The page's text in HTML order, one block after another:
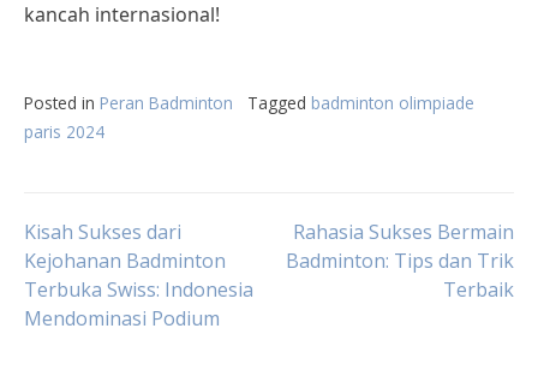
kancah internasional!
Posted in Peran Badminton Tagged badminton olimpiade
paris 2024
Post
navigation
Kisah Sukses dari
Kejohanan Badminton
Terbuka Swiss: Indonesia
Mendominasi Podium
Rahasia Sukses Bermain
Badminton: Tips dan Trik
Terbaik